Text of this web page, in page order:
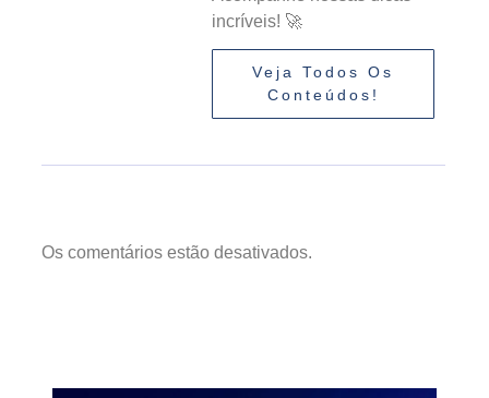
incríveis! 🚀
Veja Todos Os
Conteúdos!
Os comentários estão desativados.